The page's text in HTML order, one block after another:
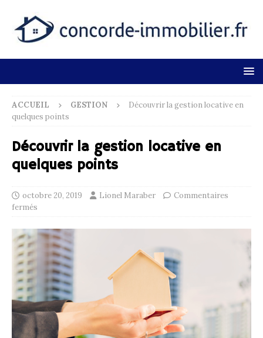
ACCUEIL GESTION
Découvrir la gestion locative en
quelques points
Découvrir la gestion locative en
quelques points
octobre 20, 2019 Lionel Maraber
Commentaires
fermés